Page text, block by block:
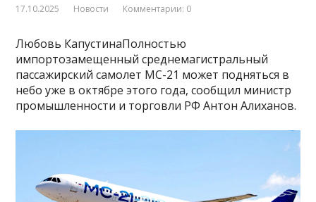
17.10.2025 Новости Комментарии: 0
Любовь КапустинаПолностью
импортозамещенный среднемагистральный
пассажирский самолет МС-21 может подняться в
небо уже в октябре этого года, сообщил министр
промышленности и торговли РФ Антон Алиханов.